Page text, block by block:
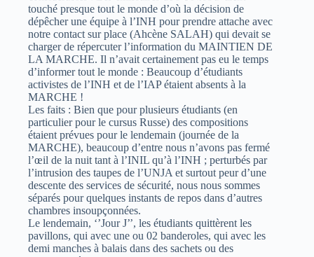
touché presque tout le monde d’où la décision de
dépêcher une équipe à l’INH pour prendre attache avec
notre contact sur place (Ahcène SALAH) qui devait se
charger de répercuter l’information du MAINTIEN DE
LA MARCHE. Il n’avait certainement pas eu le temps
d’informer tout le monde : Beaucoup d’étudiants
activistes de l’INH et de l’IAP étaient absents à la
MARCHE !
Les faits : Bien que pour plusieurs étudiants (en
particulier pour le cursus Russe) des compositions
étaient prévues pour le lendemain (journée de la
MARCHE), beaucoup d’entre nous n’avons pas fermé
l’œil de la nuit tant à l’INIL qu’à l’INH ; perturbés par
l’intrusion des taupes de l’UNJA et surtout peur d’une
descente des services de sécurité, nous nous sommes
séparés pour quelques instants de repos dans d’autres
chambres insoupçonnées.
Le lendemain, ‘’Jour J’’, les étudiants quittèrent les
pavillons, qui avec une ou 02 banderoles, qui avec les
demi manches à balais dans des sachets ou des